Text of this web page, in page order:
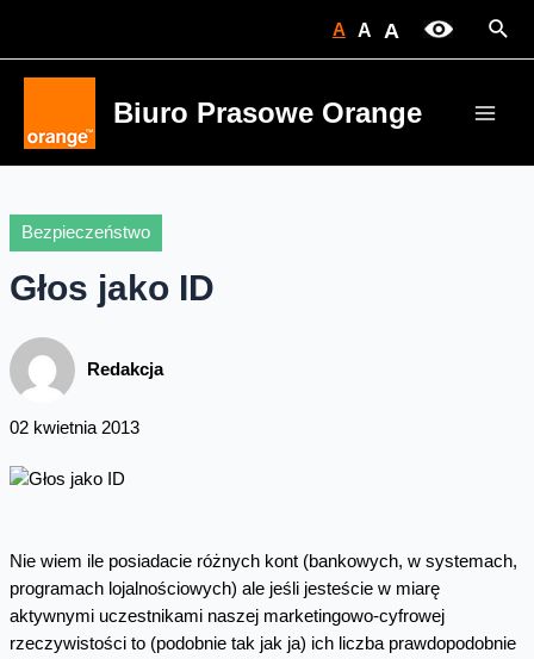
A A A
Biuro Prasowe Orange
Bezpieczeństwo
Głos jako ID
Redakcja
02 kwietnia 2013
Nie wiem ile posiadacie różnych kont (bankowych, w systemach,
programach lojalnościowych) ale jeśli jesteście w miarę
aktywnymi uczestnikami naszej marketingowo-cyfrowej
rzeczywistości to (podobnie tak jak ja) ich liczba prawdopodobnie